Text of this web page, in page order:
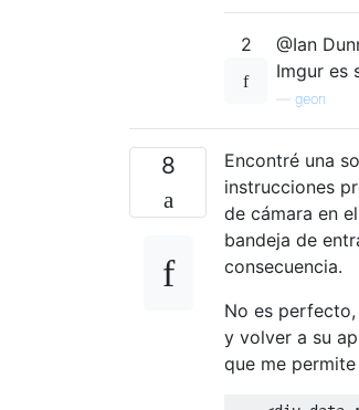
2
@Ian
Imgur es
geon
8
Encontré una
instrucciones
de cámara en
bandeja de
consecuencia.
No es
y volver a su
que me